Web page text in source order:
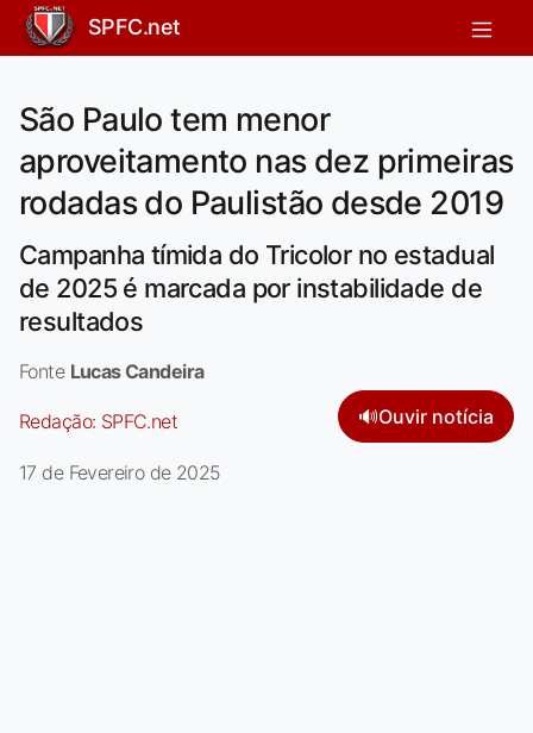
SPFC.net
São Paulo tem menor
aproveitamento nas dez primeiras
rodadas do Paulistão desde 2019
Campanha tímida do Tricolor no estadual
de 2025 é marcada por instabilidade de
resultados
Fonte Lucas Candeira
Redação: SPFC.net 🔊Ouvir notícia
17 de Fevereiro de 2025